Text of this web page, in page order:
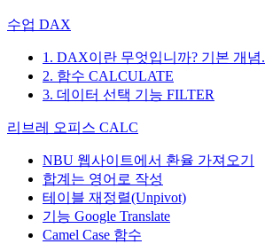
수업 DAX
1. DAX이란 무엇입니까? 기본 개념.
2. 함수 CALCULATE
3. 데이터 선택 기능 FILTER
리브레 오피스 CALC
NBU 웹사이트에서 환율 가져오기
합계는 영어로 작성
테이블 재정렬(Unpivot)
기능 Google Translate
Camel Case 함수